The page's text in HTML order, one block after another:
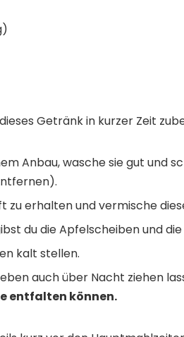
Getränk in kurzer Zeit
Anbau, wasche sie gut und
zu erhalten und vermische
du die Apfelscheiben und
kalt stellen.
auch über Nacht ziehen
entfalten können.